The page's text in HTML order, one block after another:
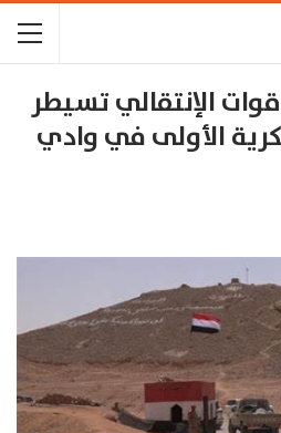
الإنتقالي تسيطر
الأولى في وادي